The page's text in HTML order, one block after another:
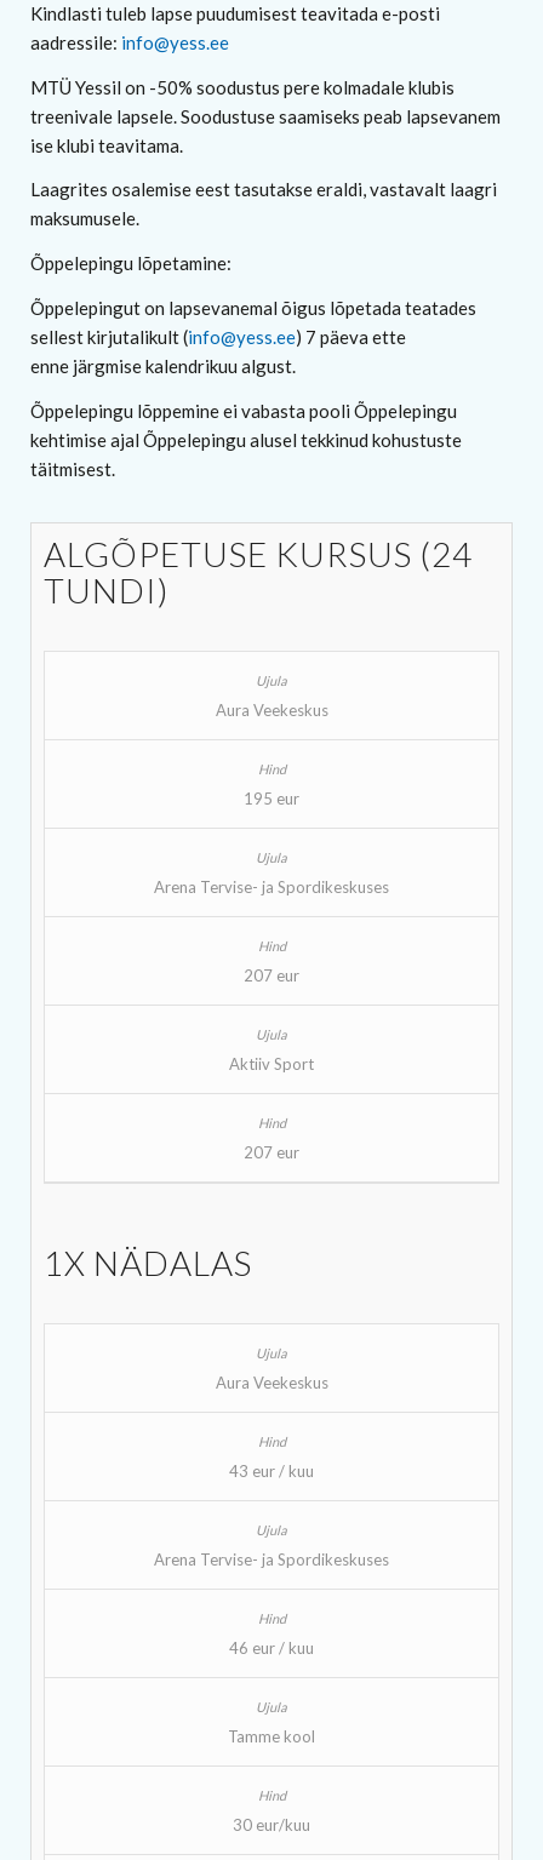
Kindlasti tuleb lapse puudumisest teavitada e-posti
aadressile: info@yess.ee
MTÜ Yessil on -50% soodustus pere kolmadale klubis
treenivale lapsele. Soodustuse saamiseks peab lapsevanem
ise klubi teavitama.
Laagrites osalemise eest tasutakse eraldi, vastavalt laagri
maksumusele.
Õppelepingu lõpetamine:
Õppelepingut on lapsevanemal õigus lõpetada teatades
sellest kirjutalikult (info@yess.ee) 7 päeva ette
enne järgmise kalendrikuu algust.
Õppelepingu lõppemine ei vabasta pooli Õppelepingu
kehtimise ajal Õppelepingu alusel tekkinud kohustuste
täitmisest.
ALGÕPETUSE KURSUS (24
TUNDI)
Aura Veekeskus
195 eur
Arena Tervise- ja Spordikeskuses
207 eur
Aktiiv Sport
207 eur
1X NÄDALAS
Aura Veekeskus
43 eur / kuu
Arena Tervise- ja Spordikeskuses
46 eur / kuu
Tamme kool
30 eur/kuu